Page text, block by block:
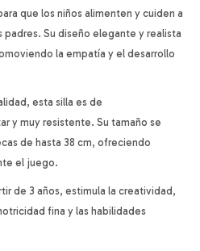
que los niños alimenten y cuiden a
padres. Su diseño elegante y realista
la empatía y el desarrollo
esta silla es de
y muy resistente. Su tamaño se
de hasta 38 cm, ofreciendo
el juego.
de 3 años, estimula la creatividad,
fina y las habilidades